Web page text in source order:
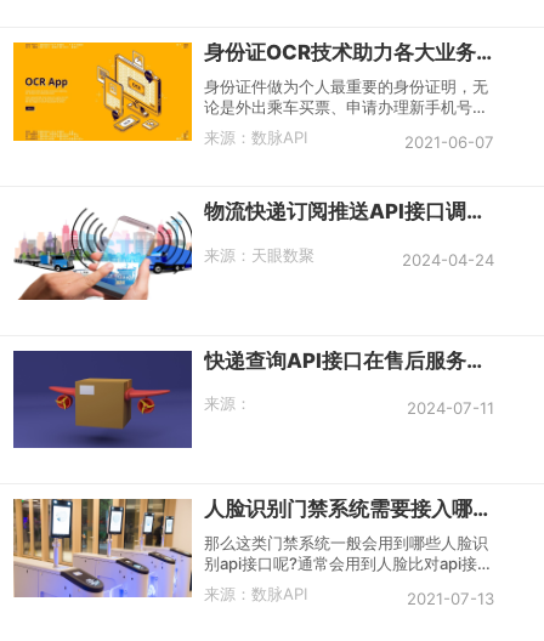
务转化率。银行卡OCR识别API的出现，身份证OCR技术助力各大业务场景的信息录入
身份证件做为个人最重要的身份证明，无
论是外出乘车买票、申请办理新手机号和
银行卡，或是考场进出等，这些各种各样
的生活场景以及个人业务办理，基本上都
来源：数脉API 2021-06-07
物流快递订阅推送API接口调用入口
来源： 天眼数聚 2024-04-24
快递查询API接口在售后服务方面的的价值
来源： 2024-07-11
人脸识别门禁系统需要接入哪些api接口
那么这类门禁系统一般会用到哪些人脸识
别api接口呢?通常会用到人脸比对api接口
和活体检测接口。
来源：数脉API 2021-07-13